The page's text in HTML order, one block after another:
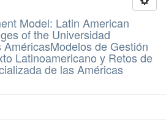
Model: Latin American
of the Universidad
de Gestión
Latinoamericano y Retos de
de las Américas